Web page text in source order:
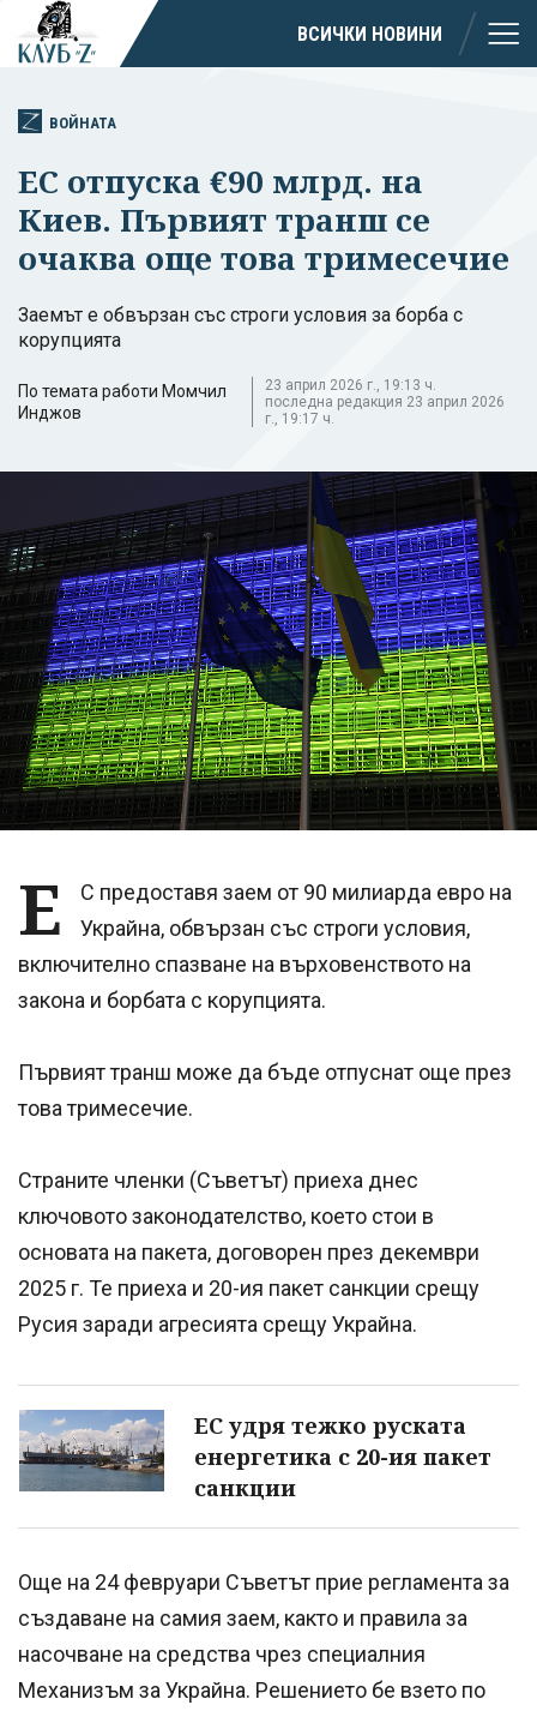
ВСИЧКИ НОВИНИ
ВОЙНАТА
ЕС отпуска €90 млрд. на
Киев. Първият транш се
очаква още това тримесечие
Заемът е обвързан със строги условия за борба с
корупцията
По темата работи Момчил
Инджов
23 април 2026 г., 19:13 ч.
последна редакция 23 април 2026
г., 19:17 ч.
Е
С предоставя заем от 90 милиарда евро на
Украйна, обвързан със строги условия,
включително спазване на върховенството на
закона и борбата с корупцията.
Първият транш може да бъде отпуснат още през
това тримесечие.
Страните членки (Съветът) приеха днес
ключовото законодателство, което стои в
основата на пакета, договорен през декември
2025 г. Те приеха и 20-ия пакет санкции срещу
Русия заради агресията срещу Украйна.
ЕС удря тежко руската
енергетика с 20-ия пакет
санкции
Още на 24 февруари Съветът прие регламента за
създаване на самия заем, както и правила за
насочване на средства чрез специалния
Механизъм за Украйна. Решението бе взето по